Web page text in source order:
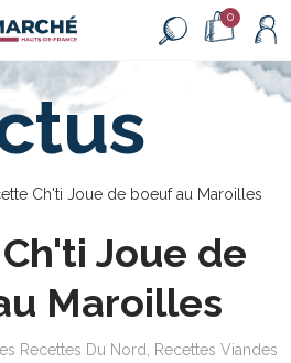
0
Ch'ti Joue de boeuf au Maroilles
Joue de
Maroilles
Recettes Du Nord
Recettes Viandes